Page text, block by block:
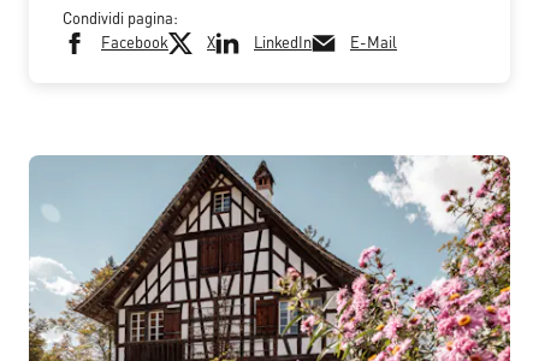
Condividi pagina:
Facebook
X LinkedIn E-Mail